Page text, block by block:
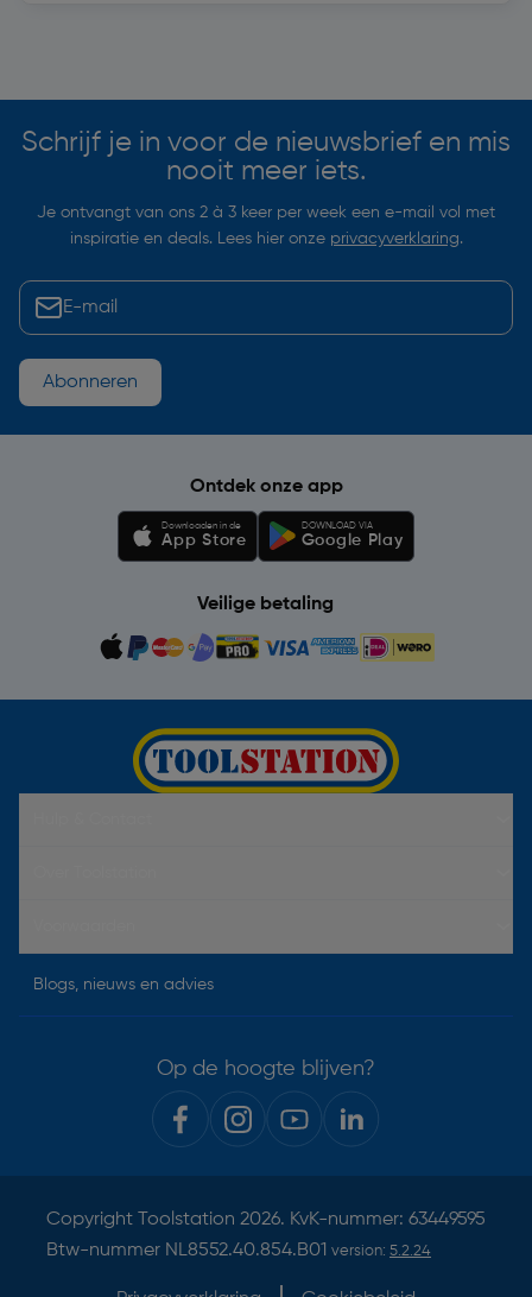
Schrijf je in voor de nieuwsbrief en mis
nooit meer iets.
Je ontvangt van ons 2 à 3 keer per week een e-mail vol met
inspiratie en deals. Lees hier onze privacyverklaring.
Abonneren
Ontdek onze app
Downloaden in de
App Store
DOWNLOAD VIA
Google Play
Veilige betaling
Blogs, nieuws en advies
Op de hoogte blijven?
Copyright Toolstation 2026. KvK-nummer: 63449595
Btw-nummer NL8552.40.854.B01 version: 5.2.24